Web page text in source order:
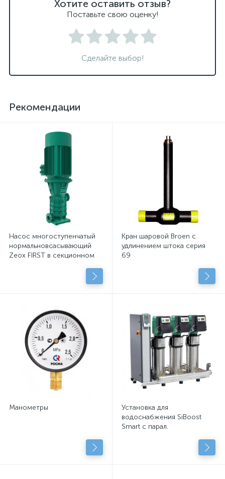
Хотите оставить отзыв?
Поставьте свою оценку!
Сделайте выбор!
Рекомендации
Насос многоступенчатый
нормальновсасывающий
Zeox FIRST в секционном
Кран шаровой Broen с
удлинением штока серия
69
Манометры
Установка для
водоснабжения SiBoost
Smart с парал.
центробежными насосами